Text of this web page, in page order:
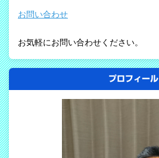
お問い合わせ
お気軽にお問い合わせください。
プロフィール